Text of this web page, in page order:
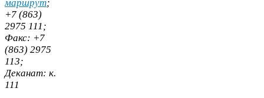
маршрут;
+7 (863)
2975 111;
Факс: +7
(863) 2975
113;
Деканат: к.
111